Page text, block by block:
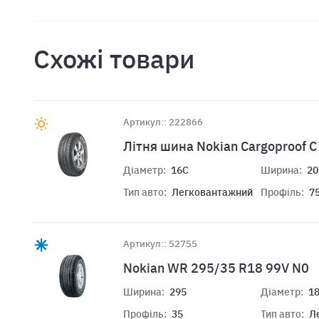
Схожі товари
Артикул:: 222866
Літня шина Nokian Cargoproof
Діаметр: 16C
Тип авто: Легковантажний
Ширина:
Профіль:
Артикул:: 52755
Nokian WR 295/35 R18 99V N0
Ширина: 295
Профіль: 35
Діаметр: 18
Тип авто: